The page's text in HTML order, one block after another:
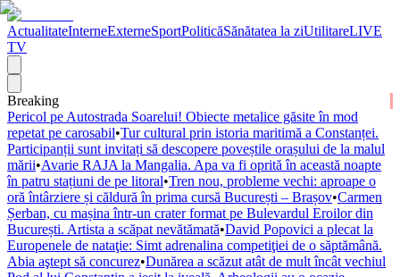
ActualitateInterneExterneSportPoliticăSănătatea la ziUtilitareLIVE
TV
Breaking
Pericol pe Autostrada Soarelui! Obiecte metalice găsite în mod
repetat pe carosabil•Tur cultural prin istoria maritimă a Constanței.
Participanții sunt invitați să descopere poveștile orașului de la malul
mării•Avarie RAJA la Mangalia. Apa va fi oprită în această noapte
în patru stațiuni de pe litoral•Tren nou, probleme vechi: aproape o
oră întârziere și căldură în prima cursă București – Brașov•Carmen
Șerban, cu mașina într-un crater format pe Bulevardul Eroilor din
București. Artista a scăpat nevătămată•David Popovici a plecat la
Europenele de nataţie: Simt adrenalina competiţiei de o săptămână.
Abia aştept să concurez•Dunărea a scăzut atât de mult încât vechiul